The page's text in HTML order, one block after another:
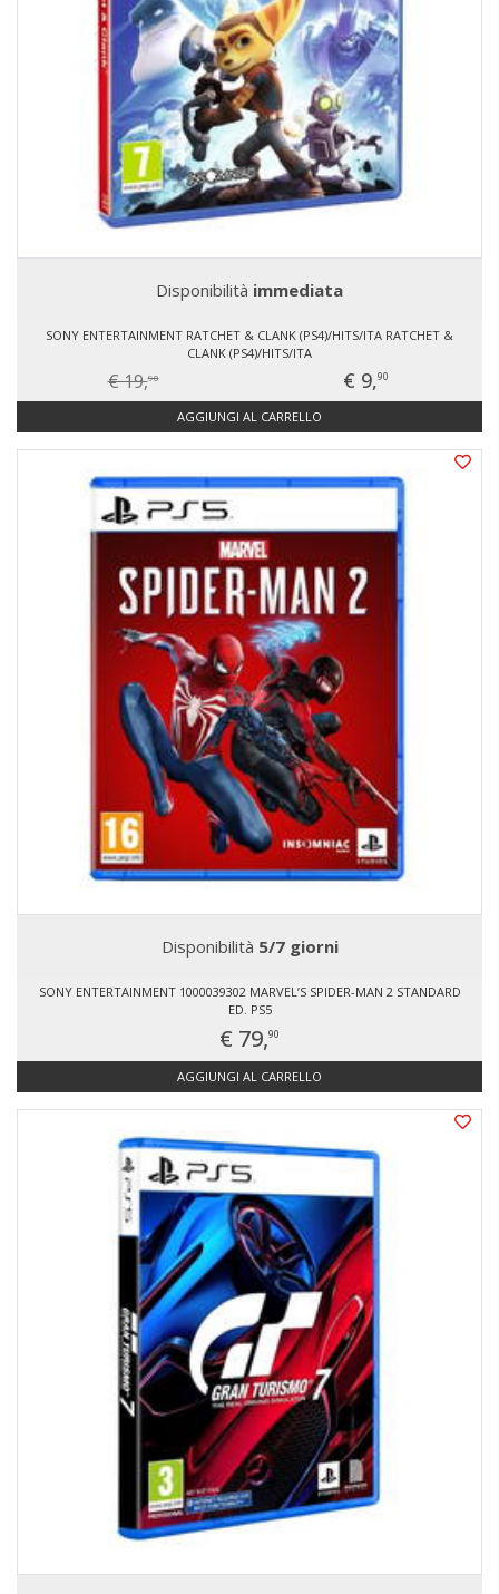
Disponibilità immediata
SONY ENTERTAINMENT RATCHET & CLANK (PS4)/HITS/ITA RATCHET &
CLANK (PS4)/HITS/ITA
€ 19,90 € 9,90
AGGIUNGI AL CARRELLO
Disponibilità 5/7 giorni
SONY ENTERTAINMENT 1000039302 MARVEL’S SPIDER-MAN 2 STANDARD
ED. PS5
€ 79,90
AGGIUNGI AL CARRELLO